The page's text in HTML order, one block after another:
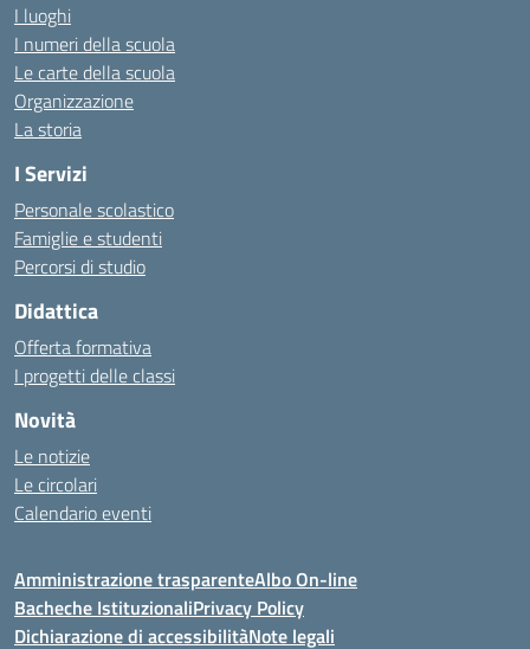
I luoghi
I numeri della scuola
Le carte della scuola
Organizzazione
La storia
I Servizi
Personale scolastico
Famiglie e studenti
Percorsi di studio
Didattica
Offerta formativa
I progetti delle classi
Novità
Le notizie
Le circolari
Calendario eventi
Amministrazione trasparenteAlbo On-line
Bacheche IstituzionaliPrivacy Policy
Dichiarazione di accessibilitàNote legali